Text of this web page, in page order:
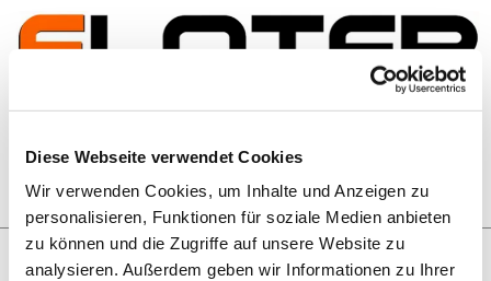
Diese Webseite verwendet Cookies
Wir verwenden Cookies, um Inhalte und Anzeigen zu
personalisieren, Funktionen für soziale Medien anbieten
zu können und die Zugriffe auf unsere Website zu
analysieren. Außerdem geben wir Informationen zu Ihrer
Zum Inhalt springen
Artikelsuche